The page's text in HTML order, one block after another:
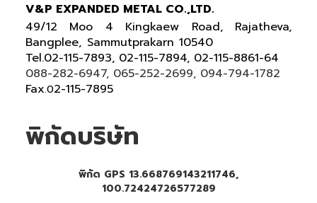
V&P EXPANDED METAL CO.,LTD.
49/12 Moo 4 Kingkaew Road, Rajatheva,
Bangplee, Sammutprakarn 10540
Tel.02-115-7893, 02-115-7894, 02-115-8861-64
088-282-6947, 065-252-2699, 094-794-1782
Fax.02-115-7895
พิกัดบริษัท
พิกัด GPS 13.668769143211746,
100.72424726577289